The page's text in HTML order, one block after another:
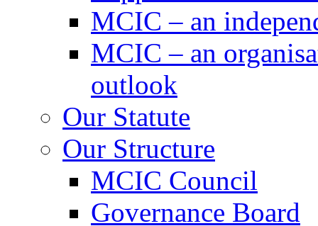
MCIC – an
MCIC – an
outlook
Our Statute
Our Structure
MCIC Council
Governance Board